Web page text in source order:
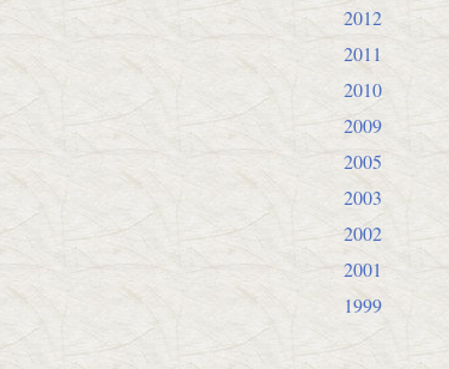
2012
2011
2010
2009
2005
2003
2002
2001
1999